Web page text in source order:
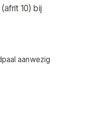
10) bij
aanwezig